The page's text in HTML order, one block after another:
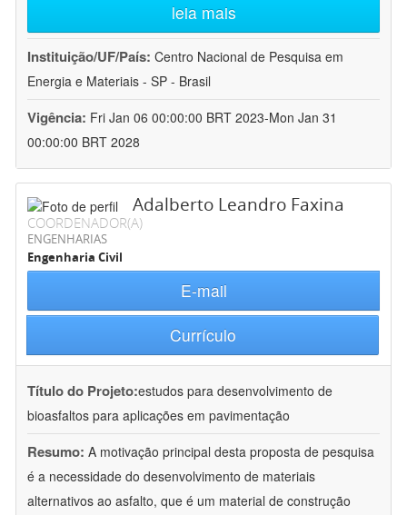
leia mais
Instituição/UF/País: Centro Nacional de Pesquisa em
Energia e Materiais - SP - Brasil
Vigência: Fri Jan 06 00:00:00 BRT 2023-Mon Jan 31
00:00:00 BRT 2028
Adalberto Leandro Faxina
COORDENADOR(A)
ENGENHARIAS
Engenharia Civil
E-mail
Currículo
Título do Projeto:estudos para desenvolvimento de
bioasfaltos para aplicações em pavimentação
Resumo: A motivação principal desta proposta de pesquisa
é a necessidade do desenvolvimento de materiais
alternativos ao asfalto, que é um material de construção